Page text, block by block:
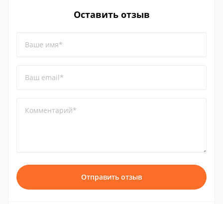
Оставить отзыв
Ваше имя*
Ваш email*
Комментарий*
Отправить отзыв